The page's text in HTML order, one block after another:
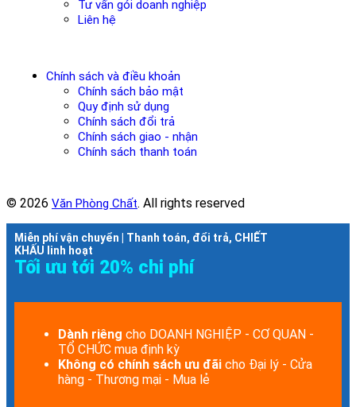
Tư vấn gói doanh nghiệp
Liên hệ
Chính sách và điều khoản
Chính sách bảo mật
Quy định sử dụng
Chính sách đổi trả
Chính sách giao - nhận
Chính sách thanh toán
© 2026 Văn Phòng Chất. All rights reserved
Miễn phí vận chuyển | Thanh toán, đổi trả, CHIẾT
KHẤU linh hoạt
Tối ưu tới 20% chi phí
Dành riêng cho DOANH NGHIỆP - CƠ QUAN -
TỔ CHỨC mua định kỳ
Không có chính sách ưu đãi cho Đại lý - Cửa
hàng - Thương mại - Mua lẻ